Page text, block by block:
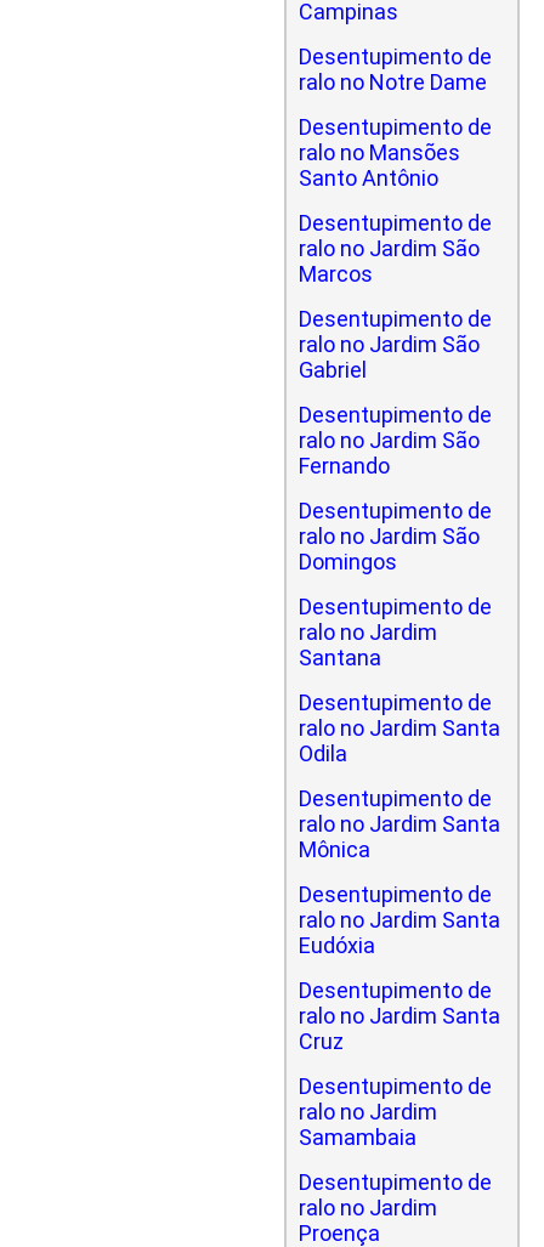
Campinas
Desentupimento de
ralo no Notre Dame
Desentupimento de
ralo no Mansões
Santo Antônio
Desentupimento de
ralo no Jardim São
Marcos
Desentupimento de
ralo no Jardim São
Gabriel
Desentupimento de
ralo no Jardim São
Fernando
Desentupimento de
ralo no Jardim São
Domingos
Desentupimento de
ralo no Jardim
Santana
Desentupimento de
ralo no Jardim Santa
Odila
Desentupimento de
ralo no Jardim Santa
Mônica
Desentupimento de
ralo no Jardim Santa
Eudóxia
Desentupimento de
ralo no Jardim Santa
Cruz
Desentupimento de
ralo no Jardim
Samambaia
Desentupimento de
ralo no Jardim
Proença